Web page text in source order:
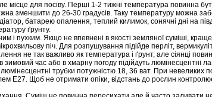
місце для посіву. Перші 1-2 тижні температура повинна
зменшити до 26-30 градусів. Таку температуру можна
батарею опалення, теплий килимок, сонячні дні на
ґрунту.
і пухким. Якщо не впевнені в якості земляної суміші,
піч. Для розпушування підійде перліт,
не так важливо як температура і ґрунт, але сіянці
зимовий час або в хмарну погоду підійдуть люмінесцентні
трубки потужністю 18, 36 ват. При невеликих
Е27. Щоб не отримати опіки, відстань до рослин